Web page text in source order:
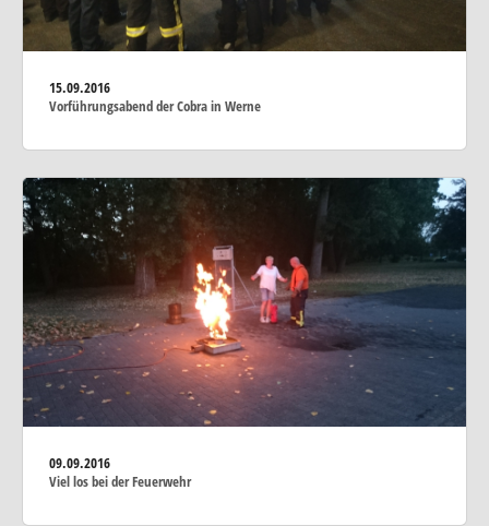
15.09.2016
Vorführungsabend der Cobra in Werne
09.09.2016
Viel los bei der Feuerwehr